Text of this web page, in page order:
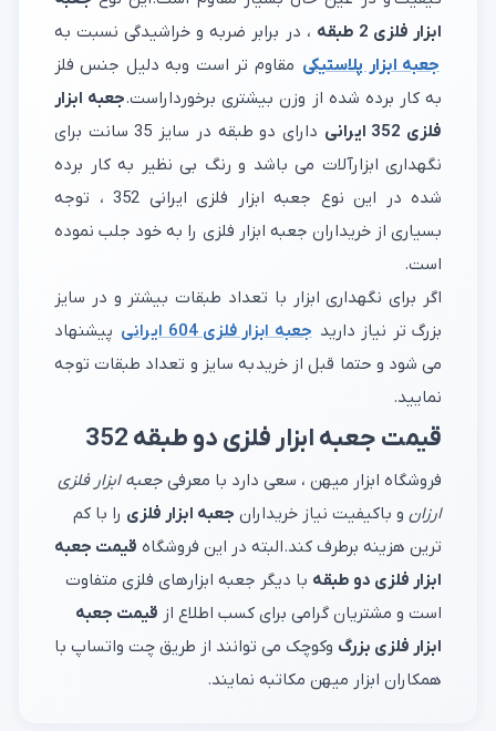
ابزار فلزی 2 طبقه
، در برابر ضربه و خراشیدگی نسبت به
جعبه ابزار پلاستیکی مقاوم تر است وبه دلیل جنس فلز
به کار برده شده از وزن بیشتری برخورداراست.جعبه ابزار
فلزی 352 ایرانی
دارای دو طبقه در سایز 35 سانت برای
نگهداری ابزارآلات می باشد و رنگ بی نظیر به کار برده
شده در این نوع جعبه ابزار فلزی ایرانی 352 ، توجه
بسیاری از خریداران جعبه ابزار فلزی را به خود جلب نموده
است.
اگر برای نگهداری ابزار با تعداد طبقات بیشتر و در سایز
بزرگ تر نیاز دارید جعبه ابزار فلزی 604 ایرانی
پیشنهاد
می شود و حتما قبل از خرید به سایز و تعداد طبقات توجه
نمایید.
قیمت جعبه ابزار فلزی دو طبقه 352
فروشگاه ابزار میهن ، سعی دارد با معرفی جعبه ابزار فلزی
ارزان و باکیفیت نیاز خریداران جعبه ابزار فلزی را با کم
ترین هزینه برطرف کند.البته در این فروشگاه قیمت جعبه
ابزار فلزی دو طبقه با دیگر جعبه ابزارهای فلزی متفاوت
است و مشتریان گرامی برای کسب اطلاع از قیمت جعبه
ابزار فلزی بزرگ وکوچک می توانند از طریق چت واتساپ با
همکاران ابزار میهن مکاتبه نمایند.